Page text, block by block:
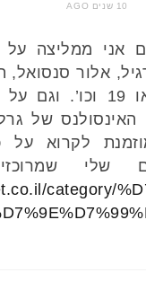
10 שנים AGO
אני ממליצה
אלור סנסואל,
מס 5 או 19 וכו’.
האינסולנס של
לקרוא
שלי
category/